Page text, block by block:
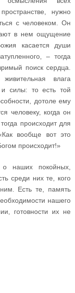
нужно
с человеком. Он
в нем ощущение
касается души
– тогда
поиск сердца.
влага
и силы: то есть той
дотоле ему
человеку, когда он
происходит для
вообще вот это
происходит!»
наших покойных,
среди них те, кого
Есть те, память
нашего
готовности их не